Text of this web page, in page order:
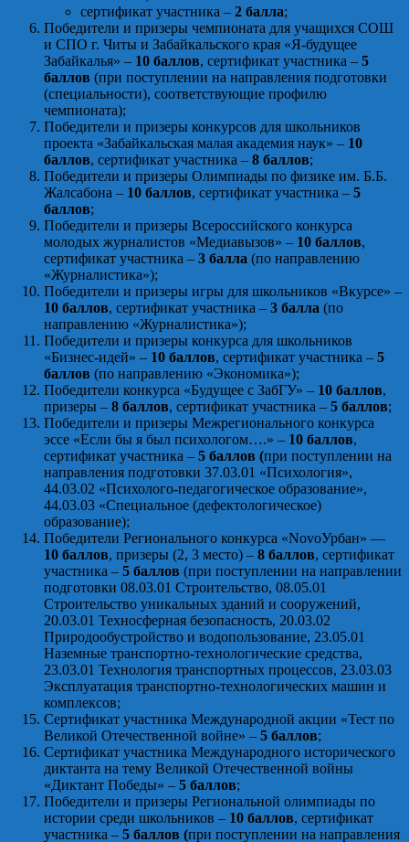
сертификат участника – 2 балла;
Победители и призеры чемпионата для учащихся СОШ
и СПО г. Читы и Забайкальского края «Я-будущее
Забайкалья» – 10 баллов, сертификат участника – 5
баллов (при поступлении на направления подготовки
(специальности), соответствующие профилю
чемпионата);
Победители и призеры конкурсов для школьников
проекта «Забайкальская малая академия наук» – 10
баллов, сертификат участника – 8 баллов;
Победители и призеры Олимпиады по физике им. Б.Б.
Жалсабона – 10 баллов, сертификат участника – 5
баллов;
Победители и призеры Всероссийского конкурса
молодых журналистов «Медиавызов» – 10 баллов,
сертификат участника – 3 балла (по направлению
«Журналистика»);
Победители и призеры игры для школьников «Вкурсе» –
10 баллов, сертификат участника – 3 балла (по
направлению «Журналистика»);
Победители и призеры конкурса для школьников
«Бизнес-идей» – 10 баллов, сертификат участника – 5
баллов (по направлению «Экономика»);
Победители конкурса «Будущее с ЗабГУ» – 10 баллов,
призеры – 8 баллов, сертификат участника – 5 баллов;
Победители и призеры Межрегионального конкурса
эссе «Если бы я был психологом….» – 10 баллов,
сертификат участника – 5 баллов (при поступлении на
направления подготовки 37.03.01 «Психология»,
44.03.02 «Психолого-педагогическое образование»,
44.03.03 «Специальное (дефектологическое)
образование);
Победители Регионального конкурса «NovoУрбан» —
10 баллов, призеры (2, 3 место) – 8 баллов, сертификат
участника – 5 баллов (при поступлении на направлении
подготовки 08.03.01 Строительство, 08.05.01
Строительство уникальных зданий и сооружений,
20.03.01 Техносферная безопасность, 20.03.02
Природообустройство и водопользование, 23.05.01
Наземные транспортно-технологические средства,
23.03.01 Технология транспортных процессов, 23.03.03
Эксплуатация транспортно-технологических машин и
комплексов;
Сертификат участника Международной акции «Тест по
Великой Отечественной войне» – 5 баллов;
Сертификат участника Международного исторического
диктанта на тему Великой Отечественной войны
«Диктант Победы» – 5 баллов;
Победители и призеры Региональной олимпиады по
истории среди школьников – 10 баллов, сертификат
участника – 5 баллов (при поступлении на направления